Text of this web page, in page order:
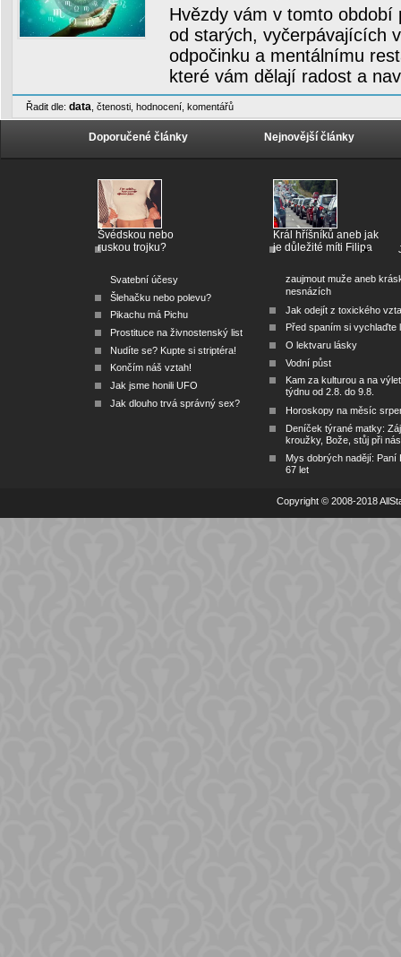
Hvězdy vám v tomto období
od starých, vyčerpávajících
odpočinku a mentálnímu
které vám dělají radost a
Řadit dle: data čtenosti hodnocení komentářů
Doporučené články
Švédskou nebo
ruskou trojku?
Svatební účesy
Šlehačku nebo polevu?
Pikachu má Pichu
Prostituce na živnostenský list
Nudíte se? Kupte si striptéra!
Končím náš vztah!
Jak jsme honili UFO
Jak dlouho trvá správný sex?
Nejnovější články
Král hříšníků aneb jak
je důležité míti Filipa
zaujmout muže aneb
nesnázích
Jak odejít z toxického
Před spaním si vychlaďte
O lektvaru lásky
Vodní půst
Kam za kulturou a na
týdnu od 2.8. do 9.8.
Horoskopy na měsíc
Deníček týrané matky:
kroužky, Bože, stůj při nás
Mys dobrých nadějí: Paní
67 let
Copyright © 2008-2018